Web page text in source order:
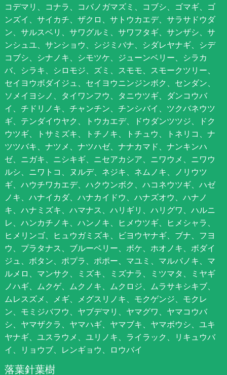
コデマリ、コナラ、コバノガマズミ、コブシ、ゴマギ、ゴ
ンズイ、サイカチ、ザクロ、サトウカエデ、サラサドウダ
ン、サルスベリ、サワグルミ、サワフタギ、サンザシ、サ
ンシュユ、サンショウ、シジミバナ、シダレヤナギ、シデ
コブシ、シナノキ、シモツケ、ジューンベリー、シラカ
バ、シラキ、シロモジ、ズミ、スモモ、スモークツリー、
セイヨウボダイジュ、セイヨウニンジンボク、センダン、
ソメイヨシノ、タイワンフウ、タニウツギ、ダンコウバ
イ、チドリノキ、チャンチン、チンシバイ、ツクバネウツ
ギ、テンダイウヤク、トウカエデ、ドウダンツツジ、ドク
ウツギ、トサミズキ、トチノキ、トチュウ、トネリコ、ナ
ツツバキ、ナツメ、ナツハゼ、ナナカマド、ナンキンハ
ゼ、ニガキ、ニシキギ、ニセアカシア、ニワウメ、ニワウ
ルシ、ニワトコ、ヌルデ、ネジキ、ネムノキ、ノリウツ
ギ、ハウチワカエデ、ハクウンボク、ハコネウツギ、ハゼ
ノキ、ハナイカダ、ハナカイドウ、ハナズオウ、ハナノ
キ、ハナミズキ、ハマナス、ハリギリ、ハリグワ、ハルニ
レ、ハンカチノキ、ハンノキ、ヒメウツギ、ヒメシャラ、
ヒメリンゴ、ヒュウガミズキ、ビヨウヤナギ、ブナ、フヨ
ウ、プラタナス、ブルーベリー、ボケ、ホオノキ、ボダイ
ジュ、ボタン、ポプラ、ポポー、マユミ、マルバノキ、マ
ルメロ、マンサク、ミズキ、ミズナラ、ミツマタ、ミヤギ
ノハギ、ムクゲ、ムクノキ、ムクロジ、ムラサキシキブ、
ムレスズメ、メギ、メグスリノキ、モクゲンジ、モクレ
ン、モミジバフウ、ヤブデマリ、ヤマグワ、ヤマコウバ
シ、ヤマザクラ、ヤマハギ、ヤマブキ、ヤマボウシ、ユキ
ヤナギ、ユスラウメ、ユリノキ、ライラック、リキュウバ
イ、リョウブ、レンギョウ、ロウバイ
落葉針葉樹